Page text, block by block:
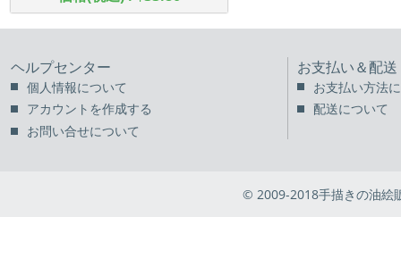
ヘルプセンター
個人情報について
アカウントを作成する
お問い合せについて
お支払い＆配送
お支払い方法
配送について
© 2009-2018手描きの油絵